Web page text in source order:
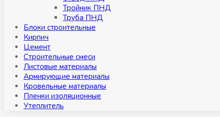
Тройник ПНД
Труба ПНД
Блоки строительные
Кирпич
Цемент
Строительные смеси
Листовые материалы
Армирующие материалы
Кровельные материалы
Пленки изоляционные
Утеплитель